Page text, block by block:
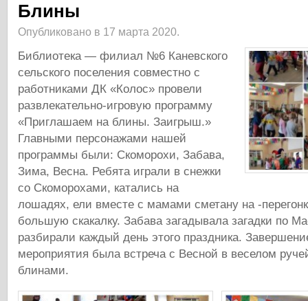
Блины
Опубликовано в 17 марта 2020.
Библиотека — филиал №6 Каневского
сельского поселения совместно с
работниками ДК «Колос» провели
развлекательно-игровую программу
«Приглашаем на блины. Заигрыш.»
Главными персонажами нашей
программы были: Скоморохи, Забава,
Зима, Весна. Ребята играли в снежки
со Скоморохами, катались на
лошадях, ели вместе с мамами сметану на -
большую скакалку. Забава загадывала загадки по
разбирали каждый день этого праздника.
мероприятия была встреча с Весной в веселом
блинами.